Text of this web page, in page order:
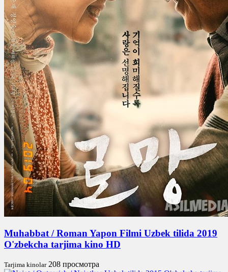
Muhabbat / Roman Yapon Filmi Uzbek tilida 2019
O'zbekcha tarjima kino HD
Tarjima kinolar 208 просмотра